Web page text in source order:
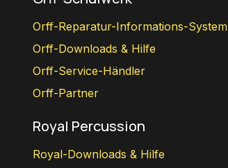
Orff-Reparatur-Informations-System
Orff-Downloads & Hilfe
Orff-Service-Händler
Orff-Partner
Royal Percussion
Royal-Downloads & Hilfe